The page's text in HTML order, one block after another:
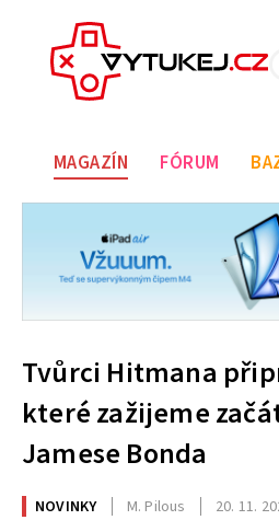
MAGAZÍN FÓRUM
Tvůrci Hitmana
které zažijeme
Jamese Bonda
NOVINKY M. Pilous 20. 11.